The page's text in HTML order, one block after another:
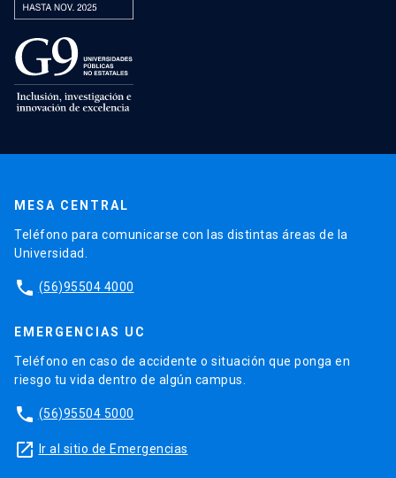
MESA CENTRAL
Teléfono para comunicarse con las distintas áreas de la
Universidad.
phone (56)95504 4000
EMERGENCIAS UC
Teléfono en caso de accidente o situación que ponga en
riesgo tu vida dentro de algún campus.
phone (56)95504 5000
launch Ir al sitio de Emergencias